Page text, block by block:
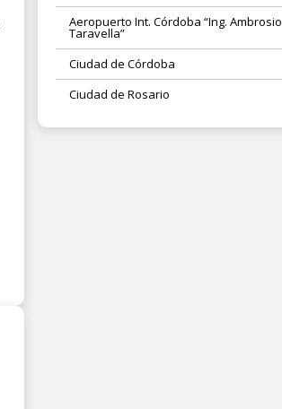
Aeropuerto Int. Córdoba “Ing. Ambrosio
Taravella”
Ciudad de Córdoba
Ciudad de Rosario